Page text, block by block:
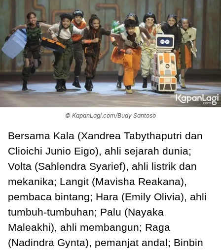
© KapanLagi.com/Budy Santoso
Bersama Kala (Xandrea Tabythaputri dan
Clioichi Junio Eigo), ahli sejarah dunia;
Volta (Sahlendra Syarief), ahli listrik dan
mekanika; Langit (Mavisha Reakana),
pembaca bintang; Hara (Emily Olivia), ahli
tumbuh-tumbuhan; Palu (Nayaka
Maleakhi), ahli membangun; Raga
(Nadindra Gynta), pemanjat andal; Binbin